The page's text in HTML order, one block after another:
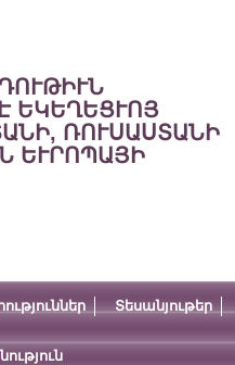
ԵԿԵՂԵՑՒՈՅ
ՌՈՒՍԱՍՏԱՆԻ
ԵՒՐՈՊԱՅԻ
Տեսանյութեր